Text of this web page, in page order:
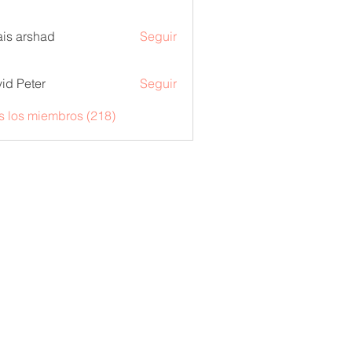
arshad Seguir
Peter Seguir
los miembros (218)